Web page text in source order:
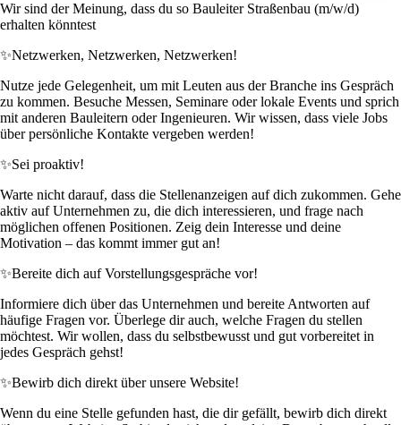
Wir sind der Meinung, dass du so Bauleiter Straßenbau (m/w/d)
erhalten könntest
✨Netzwerken, Netzwerken, Netzwerken!
Nutze jede Gelegenheit, um mit Leuten aus der Branche ins Gespräch
zu kommen. Besuche Messen, Seminare oder lokale Events und sprich
mit anderen Bauleitern oder Ingenieuren. Wir wissen, dass viele Jobs
über persönliche Kontakte vergeben werden!
✨Sei proaktiv!
Warte nicht darauf, dass die Stellenanzeigen auf dich zukommen. Gehe
aktiv auf Unternehmen zu, die dich interessieren, und frage nach
möglichen offenen Positionen. Zeig dein Interesse und deine
Motivation – das kommt immer gut an!
✨Bereite dich auf Vorstellungsgespräche vor!
Informiere dich über das Unternehmen und bereite Antworten auf
häufige Fragen vor. Überlege dir auch, welche Fragen du stellen
möchtest. Wir wollen, dass du selbstbewusst und gut vorbereitet in
jedes Gespräch gehst!
✨Bewirb dich direkt über unsere Website!
Wenn du eine Stelle gefunden hast, die dir gefällt, bewirb dich direkt